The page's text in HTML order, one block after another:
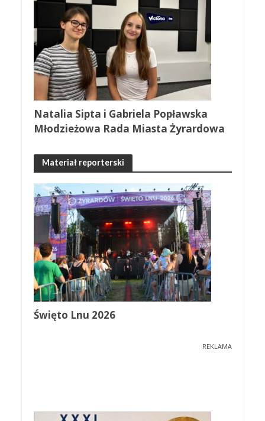
Natalia Sipta i Gabriela Popławska
Młodzieżowa Rada Miasta Żyrardowa
Materiał reporterski
Święto Lnu 2026
REKLAMA